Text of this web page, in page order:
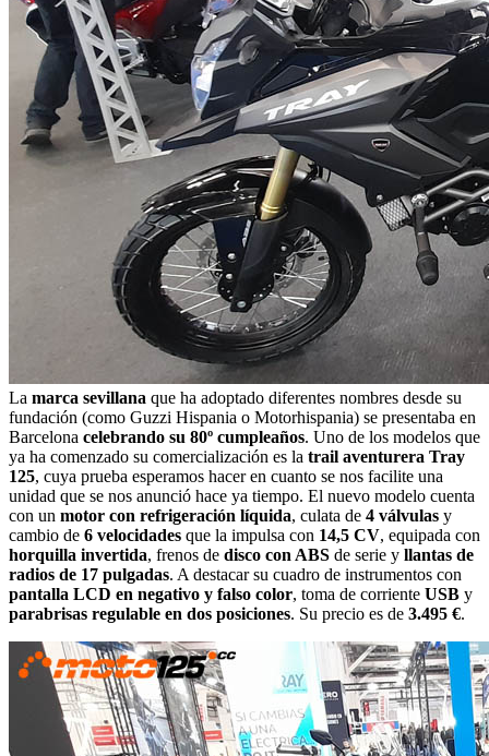
La marca sevillana que ha adoptado diferentes nombres desde su
fundación (como Guzzi Hispania o Motorhispania) se presentaba en
Barcelona celebrando su 80º cumpleaños. Uno de los modelos que
ya ha comenzado su comercialización es la trail aventurera Tray
125, cuya prueba esperamos hacer en cuanto se nos facilite una
unidad que se nos anunció hace ya tiempo. El nuevo modelo cuenta
con un motor con refrigeración líquida, culata de 4 válvulas y
cambio de 6 velocidades que la impulsa con 14,5 CV, equipada con
horquilla invertida, frenos de disco con ABS de serie y llantas de
radios de 17 pulgadas. A destacar su cuadro de instrumentos con
pantalla LCD en negativo y falso color, toma de corriente USB y
parabrisas regulable en dos posiciones. Su precio es de 3.495 €.